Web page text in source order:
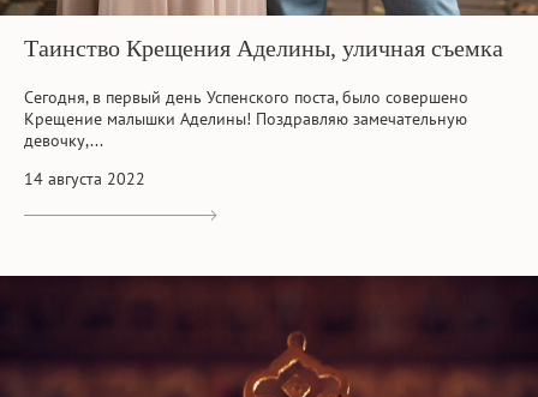
Таинство Крещения Аделины, уличная съемка
Сегодня, в первый день Успенского поста, было совершено
Крещение малышки Аделины! Поздравляю замечательную
девочку,...
14 августа 2022